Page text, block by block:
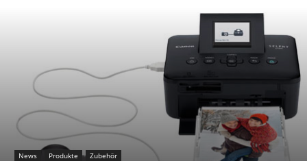
News Produkte Zubehör